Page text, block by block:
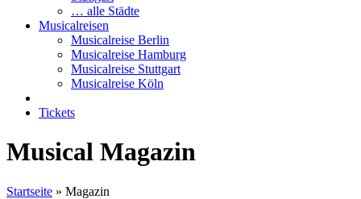
… alle Städte
Musicalreisen
Musicalreise Berlin
Musicalreise Hamburg
Musicalreise Stuttgart
Musicalreise Köln
Tickets
Musical Magazin
Startseite » Magazin